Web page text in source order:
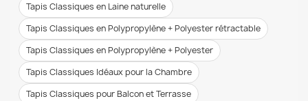
Tapis Classiques en Laine naturelle
Tapis Classiques en Polypropylène + Polyester rétractable
Tapis Classiques en Polypropylène + Polyester
Tapis Classiques Idéaux pour la Chambre
Tapis Classiques pour Balcon et Terrasse